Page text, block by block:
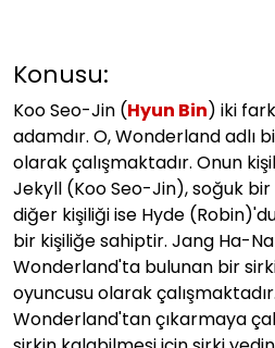
Konusu:
Koo Seo-Jin (Hyun Bin) iki
adamdır. O, Wonderland adlı
olarak çalışmaktadır. Onun
Jekyll (Koo Seo-Jin), soğuk
diğer kişiliği ise Hyde
bir kişiliğe sahiptir. Jang Ha-
Wonderland'ta bulunan bir
oyuncusu olarak
Wonderland'tan çıkarmaya